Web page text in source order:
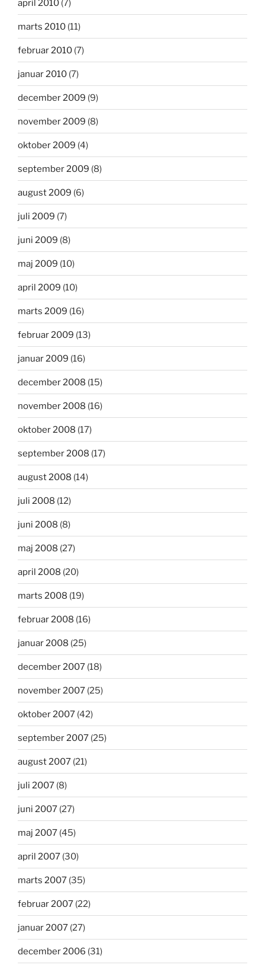
april 2010 (7)
marts 2010 (11)
februar 2010 (7)
januar 2010 (7)
december 2009 (9)
november 2009 (8)
oktober 2009 (4)
september 2009 (8)
august 2009 (6)
juli 2009 (7)
juni 2009 (8)
maj 2009 (10)
april 2009 (10)
marts 2009 (16)
februar 2009 (13)
januar 2009 (16)
december 2008 (15)
november 2008 (16)
oktober 2008 (17)
september 2008 (17)
august 2008 (14)
juli 2008 (12)
juni 2008 (8)
maj 2008 (27)
april 2008 (20)
marts 2008 (19)
februar 2008 (16)
januar 2008 (25)
december 2007 (18)
november 2007 (25)
oktober 2007 (42)
september 2007 (25)
august 2007 (21)
juli 2007 (8)
juni 2007 (27)
maj 2007 (45)
april 2007 (30)
marts 2007 (35)
februar 2007 (22)
januar 2007 (27)
december 2006 (31)